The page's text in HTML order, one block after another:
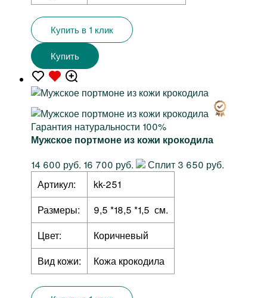
Купить в 1 клик
Купить
Гарантия натуральности 100%
Мужское портмоне из кожи крокодила
14 600 руб. 16 700 руб.
Сплит 3 650 руб.
Артикул:
kk-251
Размеры:
9,5 *18,5 *1,5 см.
Цвет:
Коричневый
Вид кожи:
Кожа крокодила